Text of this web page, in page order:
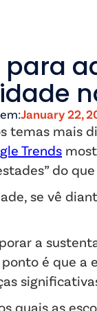
January 22,
mais
Trends
do
se vê
a
é que a
quais as